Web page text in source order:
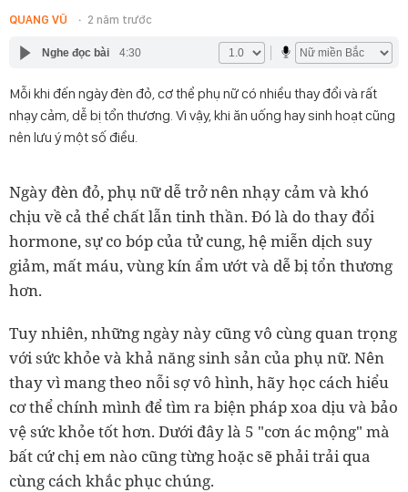
QUANG VŨ 2 năm trước
Nghe đọc bài 4:30
Mỗi khi đến ngày đèn đỏ, cơ thể phụ nữ có nhiều thay đổi và rất
nhạy cảm, dễ bị tổn thương. Vì vậy, khi ăn uống hay sinh hoạt cũng
nên lưu ý một số điều.
Ngày đèn đỏ, phụ nữ dễ trở nên nhạy cảm và khó
chịu về cả thể chất lẫn tinh thần. Đó là do thay đổi
hormone, sự co bóp của tử cung, hệ miễn dịch suy
giảm, mất máu, vùng kín ẩm ướt và dễ bị tổn thương
hơn.
Tuy nhiên, những ngày này cũng vô cùng quan trọng
với sức khỏe và khả năng sinh sản của phụ nữ. Nên
thay vì mang theo nỗi sợ vô hình, hãy học cách hiểu
cơ thể chính mình để tìm ra biện pháp xoa dịu và bảo
vệ sức khỏe tốt hơn. Dưới đây là 5 "cơn ác mộng" mà
bất cứ chị em nào cũng từng hoặc sẽ phải trải qua
cùng cách khắc phục chúng.